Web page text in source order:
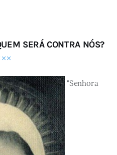
SERÁ CONTRA NÓS?
"Senhora